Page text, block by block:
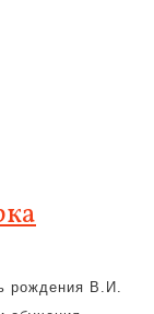
рождения В.И.